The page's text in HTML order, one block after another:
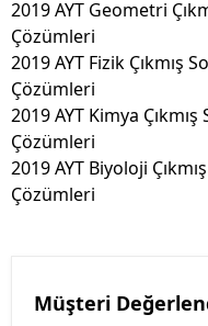
2019 AYT Geometri
Çözümleri
2019 AYT Fizik Çıkmış
Çözümleri
2019 AYT Kimya
Çözümleri
2019 AYT Biyoloji
Çözümleri
Müşteri